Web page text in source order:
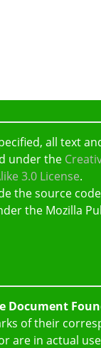
all text
under the
3.0 License.
the source
the Mozilla
Document
of their
are in actual